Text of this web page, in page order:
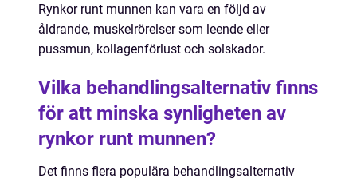
Rynkor runt munnen kan vara en följd av
åldrande, muskelrörelser som leende eller
pussmun, kollagenförlust och solskador.
Vilka behandlingsalternativ finns
för att minska synligheten av
rynkor runt munnen?
Det finns flera populära behandlingsalternativ